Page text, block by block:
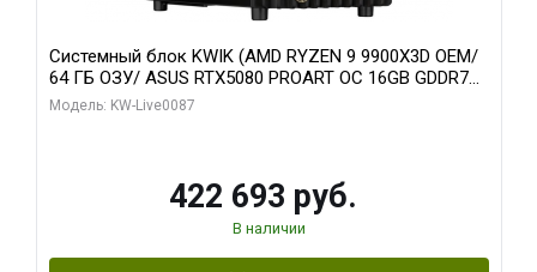
Системный блок KWIK (AMD RYZEN 9 9900X3D OEM/
64 ГБ ОЗУ/ ASUS RTX5080 PROART OC 16GB GDDR7
256bit Type-C DP 2/ 1 ТБ SSD)
Модель: KW-Live0087
422 693 руб.
В наличии